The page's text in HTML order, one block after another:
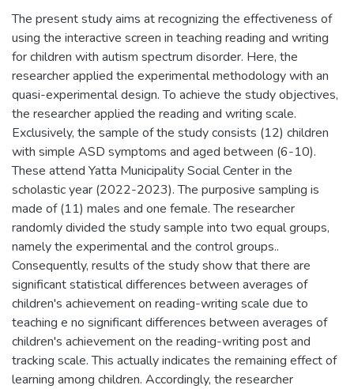
The present study aims at recognizing the effectiveness of
using the interactive screen in teaching reading and writing
for children with autism spectrum disorder. Here, the
researcher applied the experimental methodology with an
quasi-experimental design. To achieve the study objectives,
the researcher applied the reading and writing scale.
Exclusively, the sample of the study consists (12) children
with simple ASD symptoms and aged between (6-10).
These attend Yatta Municipality Social Center in the
scholastic year (2022-2023). The purposive sampling is
made of (11) males and one female. The researcher
randomly divided the study sample into two equal groups,
namely the experimental and the control groups..
Consequently, results of the study show that there are
significant statistical differences between averages of
children's achievement on reading-writing scale due to
teaching e no significant differences between averages of
children's achievement on the reading-writing post and
tracking scale. This actually indicates the remaining effect of
learning among children. Accordingly, the researcher